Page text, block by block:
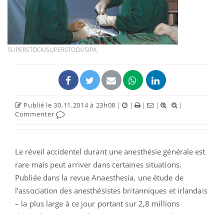
SUPERSTOCK/SUPERSTOCK/SIPA
Publié le 30.11.2014 à 23h08 | | | |
|
Commenter
Le réveil accidentel durant une anesthésie générale est
rare mais peut arriver dans certaines situations.
Publiée dans la revue Anaesthesia, une étude de
l’association des anesthésistes britanniques et irlandais
– la plus large à ce jour portant sur 2,8 millions